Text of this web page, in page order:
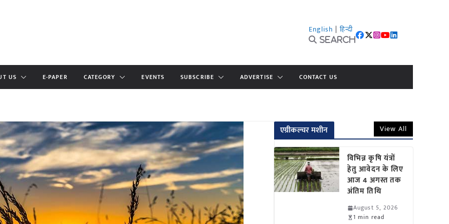
English | हिन्दी
Search
US E-PAPER CATEGORY EVENTS SUBSCRIBE ADVERTISE CONTACT US
एग्रीकल्चर मशीन View All
विभिन्न कृषि यंत्रों
हेतु आवेदन के लिए
आज 4 अगस्त तक
अंतिम तिथि
August 5, 2026
1 min read